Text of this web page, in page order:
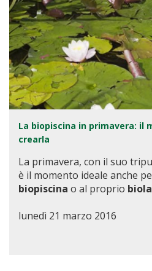
La biopiscina in primavera: il
crearla
La primavera, con il suo
è il momento ideale anche
biopiscina o al proprio
lunedì 21 marzo 2016